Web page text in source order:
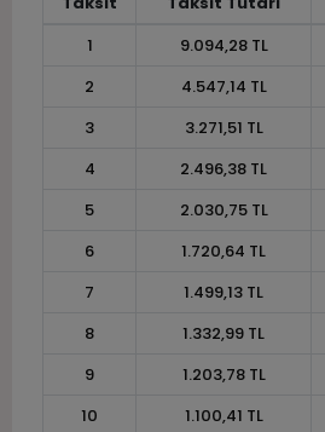
1
9.094,28 TL
2
4.547,14 TL
3
3.271,51 TL
4
2.496,38 TL
5
2.030,75 TL
6
1.720,64 TL
7
1.499,13 TL
8
1.332,99 TL
9
1.203,78 TL
10
1.100,41 TL